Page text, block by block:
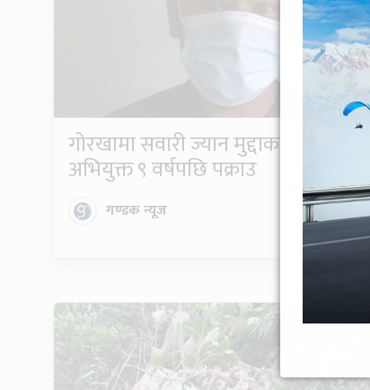
गोरखामा सवारी ज्यान मुद्दाका फरार
अभियुक्त ९ वर्षपछि पक्राउ
गण्डक न्यूज